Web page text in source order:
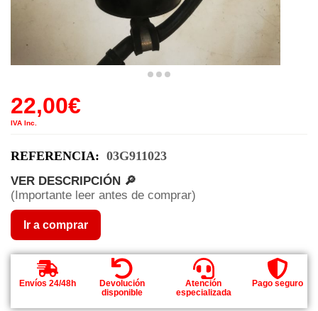
22,00€
IVA Inc.
REFERENCIA: 03G911023
VER DESCRIPCIÓN 🔎
(Importante leer antes de comprar)
Ir a comprar
Envíos 24/48h
Devolución
disponible
Atención
especializada
Pago seguro